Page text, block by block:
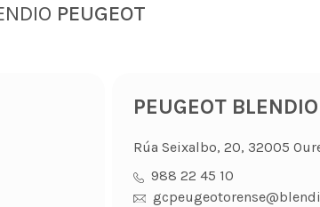
PEUGEOT
PEUGEOT
Rúa Seixalbo, 20, 32005
988 22 45 10